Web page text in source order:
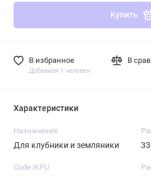
Купить
В избранное
Добавили 1 человек
В
Характеристики
Назначение
Для клубники и земляники
Code IKPU